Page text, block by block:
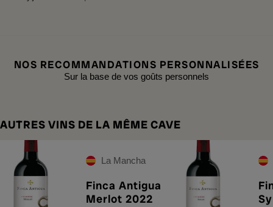
NOS RECOMMANDATIONS PERSONNALISÉES
Sur la base de vos goûts personnels
AUTRES VINS DE LA MÊME CAVE
La Mancha
Finca Antigua
Merlot 2022